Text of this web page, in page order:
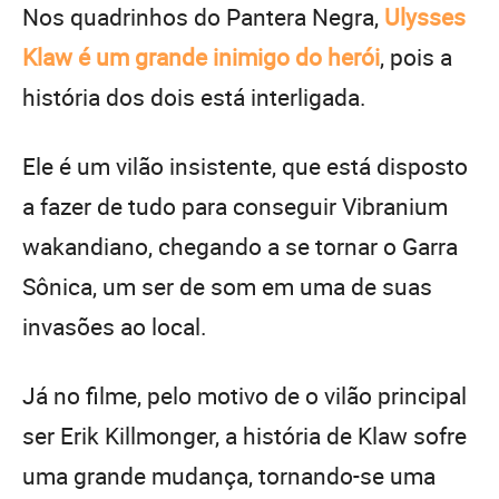
Nos quadrinhos do Pantera Negra, Ulysses
Klaw é um grande inimigo do herói, pois a
história dos dois está interligada.
Ele é um vilão insistente, que está disposto
a fazer de tudo para conseguir Vibranium
wakandiano, chegando a se tornar o Garra
Sônica, um ser de som em uma de suas
invasões ao local.
Já no filme, pelo motivo de o vilão principal
ser Erik Killmonger, a história de Klaw sofre
uma grande mudança, tornando-se uma